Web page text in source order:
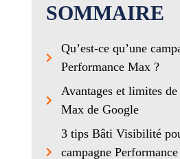
SOMMAIRE
Qu’est-ce qu’une
Performance Max ?
Avantages et limites
Max de Google
3 tips Bâti Visibilité
campagne